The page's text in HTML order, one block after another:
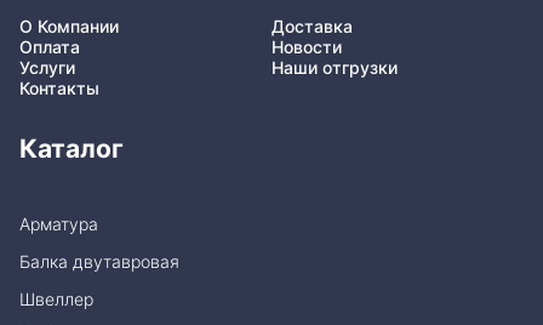
О Компании
Доставка
Оплата
Новости
Услуги
Наши отгрузки
Контакты
Каталог
Арматура
Балка двутавровая
Швеллер